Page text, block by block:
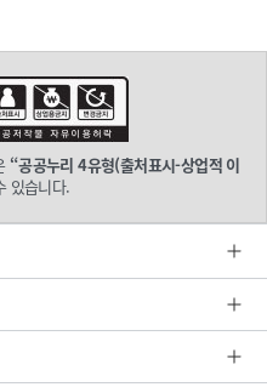
“공공누리 4유형(출처표시-상업적 이
있습니다.